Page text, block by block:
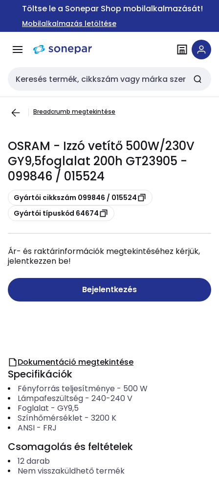
Ugrás a
Ugrás a
tartalomra
Töltse le a Sonepar Shop mobilalkalmazását!
Mobilalkalmazás letöltése
Keresési bemenet
Breadcrumb megtekintése
OSRAM - Izzó vetítő 500W/230V
GY9,5foglalat 200h GT23905 -
099846 / 015524
Másolás
Gyártói cikkszám 099846 / 015524
Másolás
Gyártói típuskód 64674
Ár- és raktárinformációk megtekintéséhez kérjük,
jelentkezzen be!
Bejelentkezés
Dokumentáció megtekintése
Specifikációk
Fényforrás teljesítménye - 500 W
Lámpafeszültség- 240-240 V
Foglalat - GY9,5
Színhőmérséklet - 3200 K
ANSI- FRJ
Csomagolás és feltételek
12darab
Nem visszaküldhető termék